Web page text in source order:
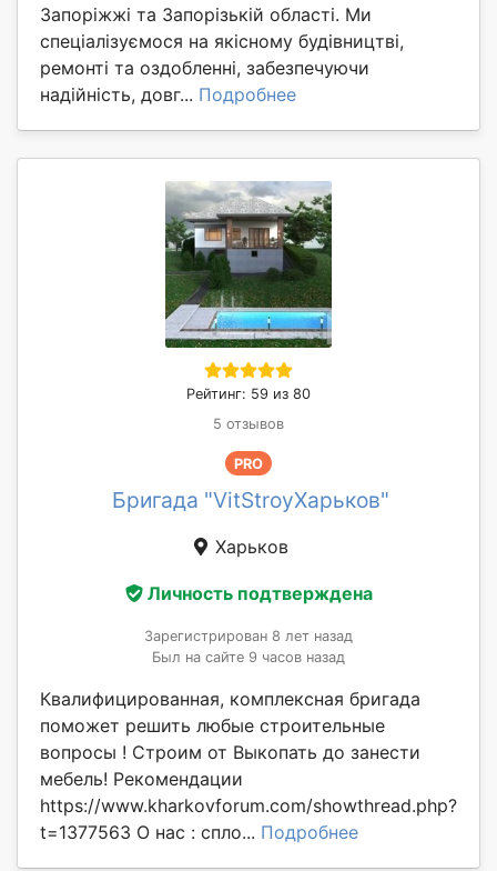
Запоріжжі та Запорізькій області. Ми
спеціалізуємося на якісному будівництві,
ремонті та оздобленні, забезпечуючи
надійність, довг... Подробнее
Рейтинг: 59 из 80
5 отзывов
PRO
Бригада "VitStroyХарьков"
Харьков
Личность подтверждена
Зарегистрирован 8 лет назад
Был на сайте 9 часов назад
Квалифицированная, комплексная бригада
поможет решить любые строительные
вопросы ! Строим от Выкопать до занести
мебель! Рекомендации
https://www.kharkovforum.com/showthread.php?
t=1377563 О нас : спло... Подробнее